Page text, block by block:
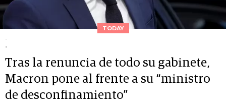
TODAY
-
-
Tras la renuncia de todo su gabinete,
Macron pone al frente a su “ministro
de desconfinamiento”